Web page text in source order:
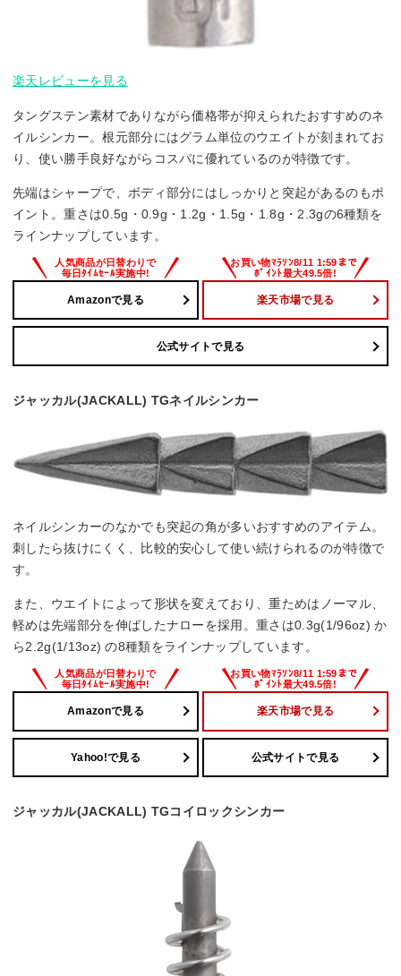
楽天レビューを見る
タングステン素材でありながら価格帯が抑えられたおすすめのネ
イルシンカー。根元部分にはグラム単位のウエイトが刻まれてお
り、使い勝手良好ながらコスパに優れているのが特徴です。
先端はシャープで、ボディ部分にはしっかりと突起があるのもポ
イント。重さは0.5g・0.9g・1.2g・1.5g・1.8g・2.3gの6種類を
ラインナップしています。
Amazonで見る 楽天市場で見る
公式サイトで見る
ジャッカル(JACKALL) TGネイルシンカー
ネイルシンカーのなかでも突起の角が多いおすすめのアイテム。
刺したら抜けにくく、比較的安心して使い続けられるのが特徴で
す。
また、ウエイトによって形状を変えており、重ためはノーマル、
軽めは先端部分を伸ばしたナローを採用。重さは0.3g(1/96oz) か
ら2.2g(1/13oz) の8種類をラインナップしています。
Amazonで見る 楽天市場で見る
Yahoo!で見る 公式サイトで見る
ジャッカル(JACKALL) TGコイロックシンカー